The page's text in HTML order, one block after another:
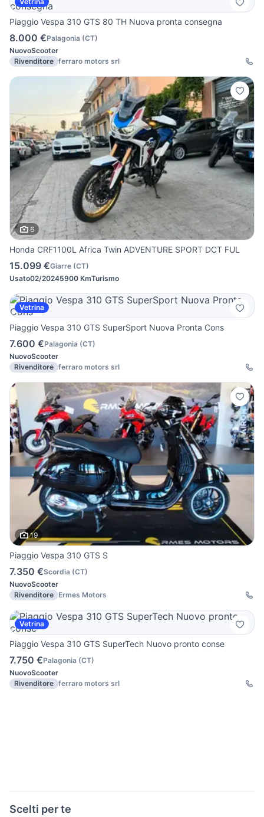
Piaggio Vespa 310 GTS 80 TH Nuova pronta consegna
8.000 €Palagonia (CT)
NuovoScooter
Rivenditore ferraro motors srl
6
Honda CRF1100L Africa Twin ADVENTURE SPORT DCT FUL
15.099 €Giarre (CT)
Usato02/20245900 KmTurismo
Vetrina
Piaggio Vespa 310 GTS SuperSport Nuova Pronta Cons
7.600 €Palagonia (CT)
NuovoScooter
Rivenditore ferraro motors srl
19
Piaggio Vespa 310 GTS S
7.350 €Scordia (CT)
NuovoScooter
Rivenditore Ermes Motors
Vetrina
Piaggio Vespa 310 GTS SuperTech Nuovo pronto conse
7.750 €Palagonia (CT)
NuovoScooter
Rivenditore ferraro motors srl
Scelti per te